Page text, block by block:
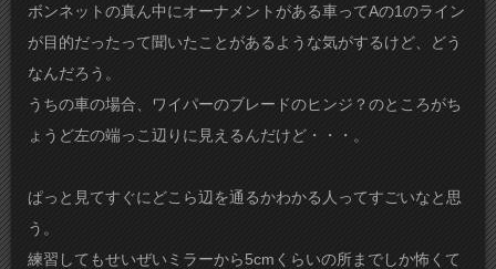
ボンネットの真ん中にオーナメントがある車ってAの1のライン
が目的だったって聞いたことがあるような気がするけど、どう
なんだろう。
うちの車の場合、ワイパーのブレードのヒンジ？のところがち
ょうど左の端っこ辺りに見えるんだけど・・・。
ぱっと見てすぐにどこら辺を通るかわかる人ってすごいなと思
う。
練習してもせいぜいミラーから5cmくらいの所までしか怖くて